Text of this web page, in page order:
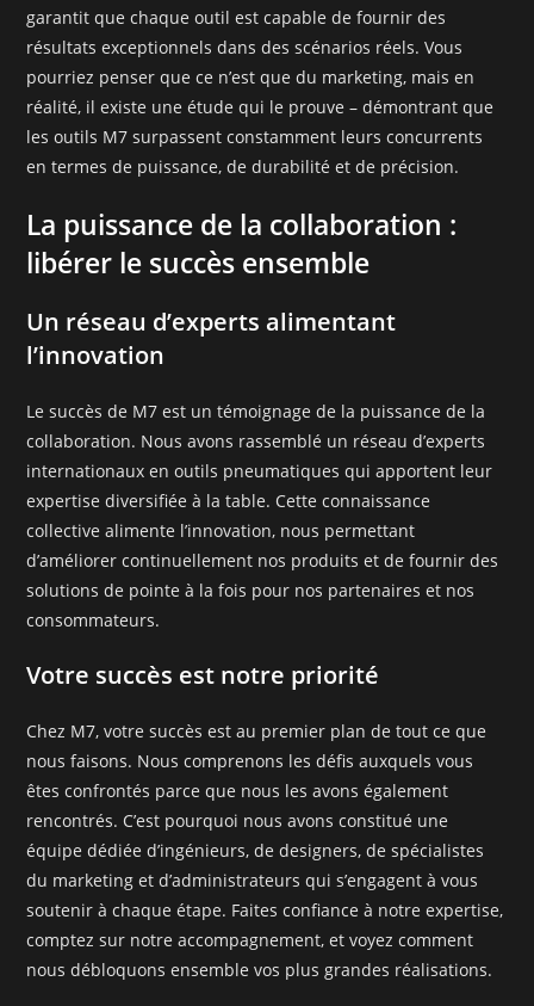
garantit que chaque outil est capable de fournir des
résultats exceptionnels dans des scénarios réels. Vous
pourriez penser que ce n’est que du marketing, mais en
réalité, il existe une étude qui le prouve – démontrant que
les outils M7 surpassent constamment leurs concurrents
en termes de puissance, de durabilité et de précision.
La puissance de la collaboration :
libérer le succès ensemble
Un réseau d’experts alimentant
l’innovation
Le succès de M7 est un témoignage de la puissance de la
collaboration. Nous avons rassemblé un réseau d’experts
internationaux en outils pneumatiques qui apportent leur
expertise diversifiée à la table. Cette connaissance
collective alimente l’innovation, nous permettant
d’améliorer continuellement nos produits et de fournir des
solutions de pointe à la fois pour nos partenaires et nos
consommateurs.
Votre succès est notre priorité
Chez M7, votre succès est au premier plan de tout ce que
nous faisons. Nous comprenons les défis auxquels vous
êtes confrontés parce que nous les avons également
rencontrés. C’est pourquoi nous avons constitué une
équipe dédiée d’ingénieurs, de designers, de spécialistes
du marketing et d’administrateurs qui s’engagent à vous
soutenir à chaque étape. Faites confiance à notre expertise,
comptez sur notre accompagnement, et voyez comment
nous débloquons ensemble vos plus grandes réalisations.